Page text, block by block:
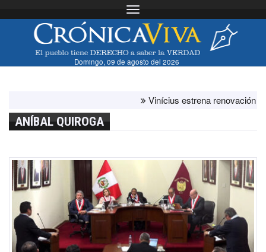
Toggle navigation
Domingo, 09 de agosto del 2026
Vinícius estrena renovación con el
ANÍBAL QUIROGA